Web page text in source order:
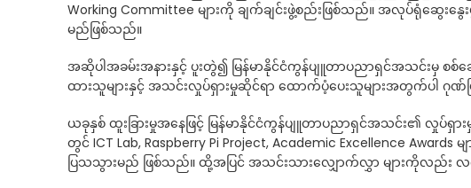
Working Committee များကို ချက်ချင်းဖွဲ့စည်းဖြစ်သည်။ အလုပ်ရုံ
မည်ဖြစ်သည်။
အဆိုပါအခမ်းအနားနှင့် ပူးတွဲ၍ မြန်မာနိုင်ငံကွန်ပျူတာပညာရှင်အသင်းမှ စစ်ဆေ
ထားသူများနှင့် အသင်းလှုပ်ရှားမှုဆိုင်ရာ ထောက်ပံ့ပေးသူများအတွက်ပါ ဂု
ယခုနှစ် ထူးခြားမှုအနေဖြင့် မြန်မာနိုင်ငံကွန်ပျူတာပညာရှင်အသင်း၏ လှုပ်ရှားမှု
တွင် ICT Lab, Raspberry Pi Project, Academic Excellence
ပြသသွားမည် ဖြစ်သည်။ ထို့အပြင် အသင်းသားလျှောက်လွှာ များကိုလည်း လ